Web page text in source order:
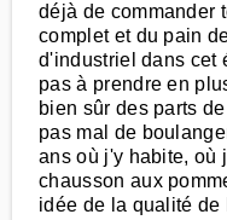
déjà de commander
complet et du pain
d'industriel dans cet
pas à prendre en
bien sûr des parts
pas mal de
ans où j'y habite, où
chausson aux
idée de la qualité de